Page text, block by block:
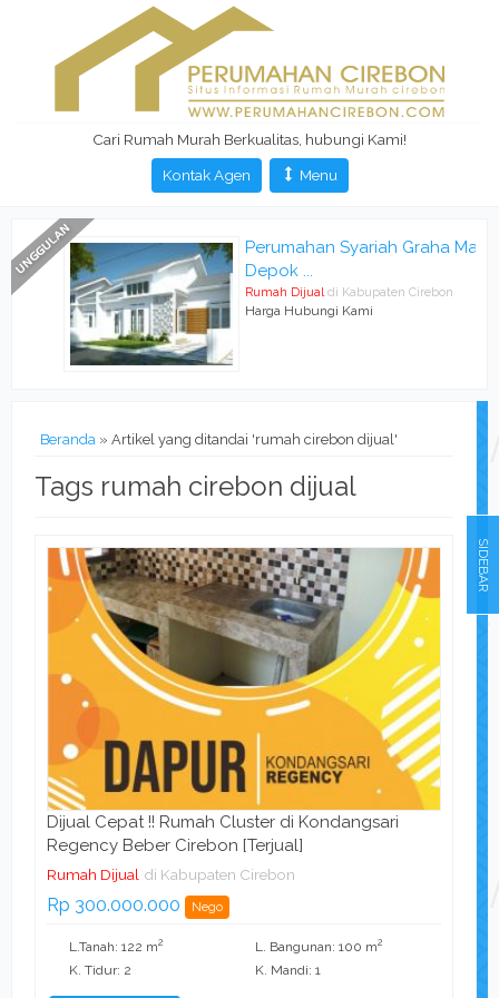
Cari Rumah Murah Berkualitas, hubungi Kami!
Kontak Agen
Menu
Perumahan Syariah Graha Mas
Depok ...
Rumah Dijual di Kabupaten Cirebon
Harga Hubungi Kami
Beranda » Artikel yang ditandai 'rumah cirebon dijual'
Tags rumah cirebon dijual
Dijual Cepat !! Rumah Cluster di Kondangsari
Regency Beber Cirebon [Terjual]
Rumah Dijual di Kabupaten Cirebon
Rp 300.000.000 Nego
L.Tanah: 122 m2 L. Bangunan: 100 m2
K. Tidur: 2 K. Mandi: 1
SIDEBAR